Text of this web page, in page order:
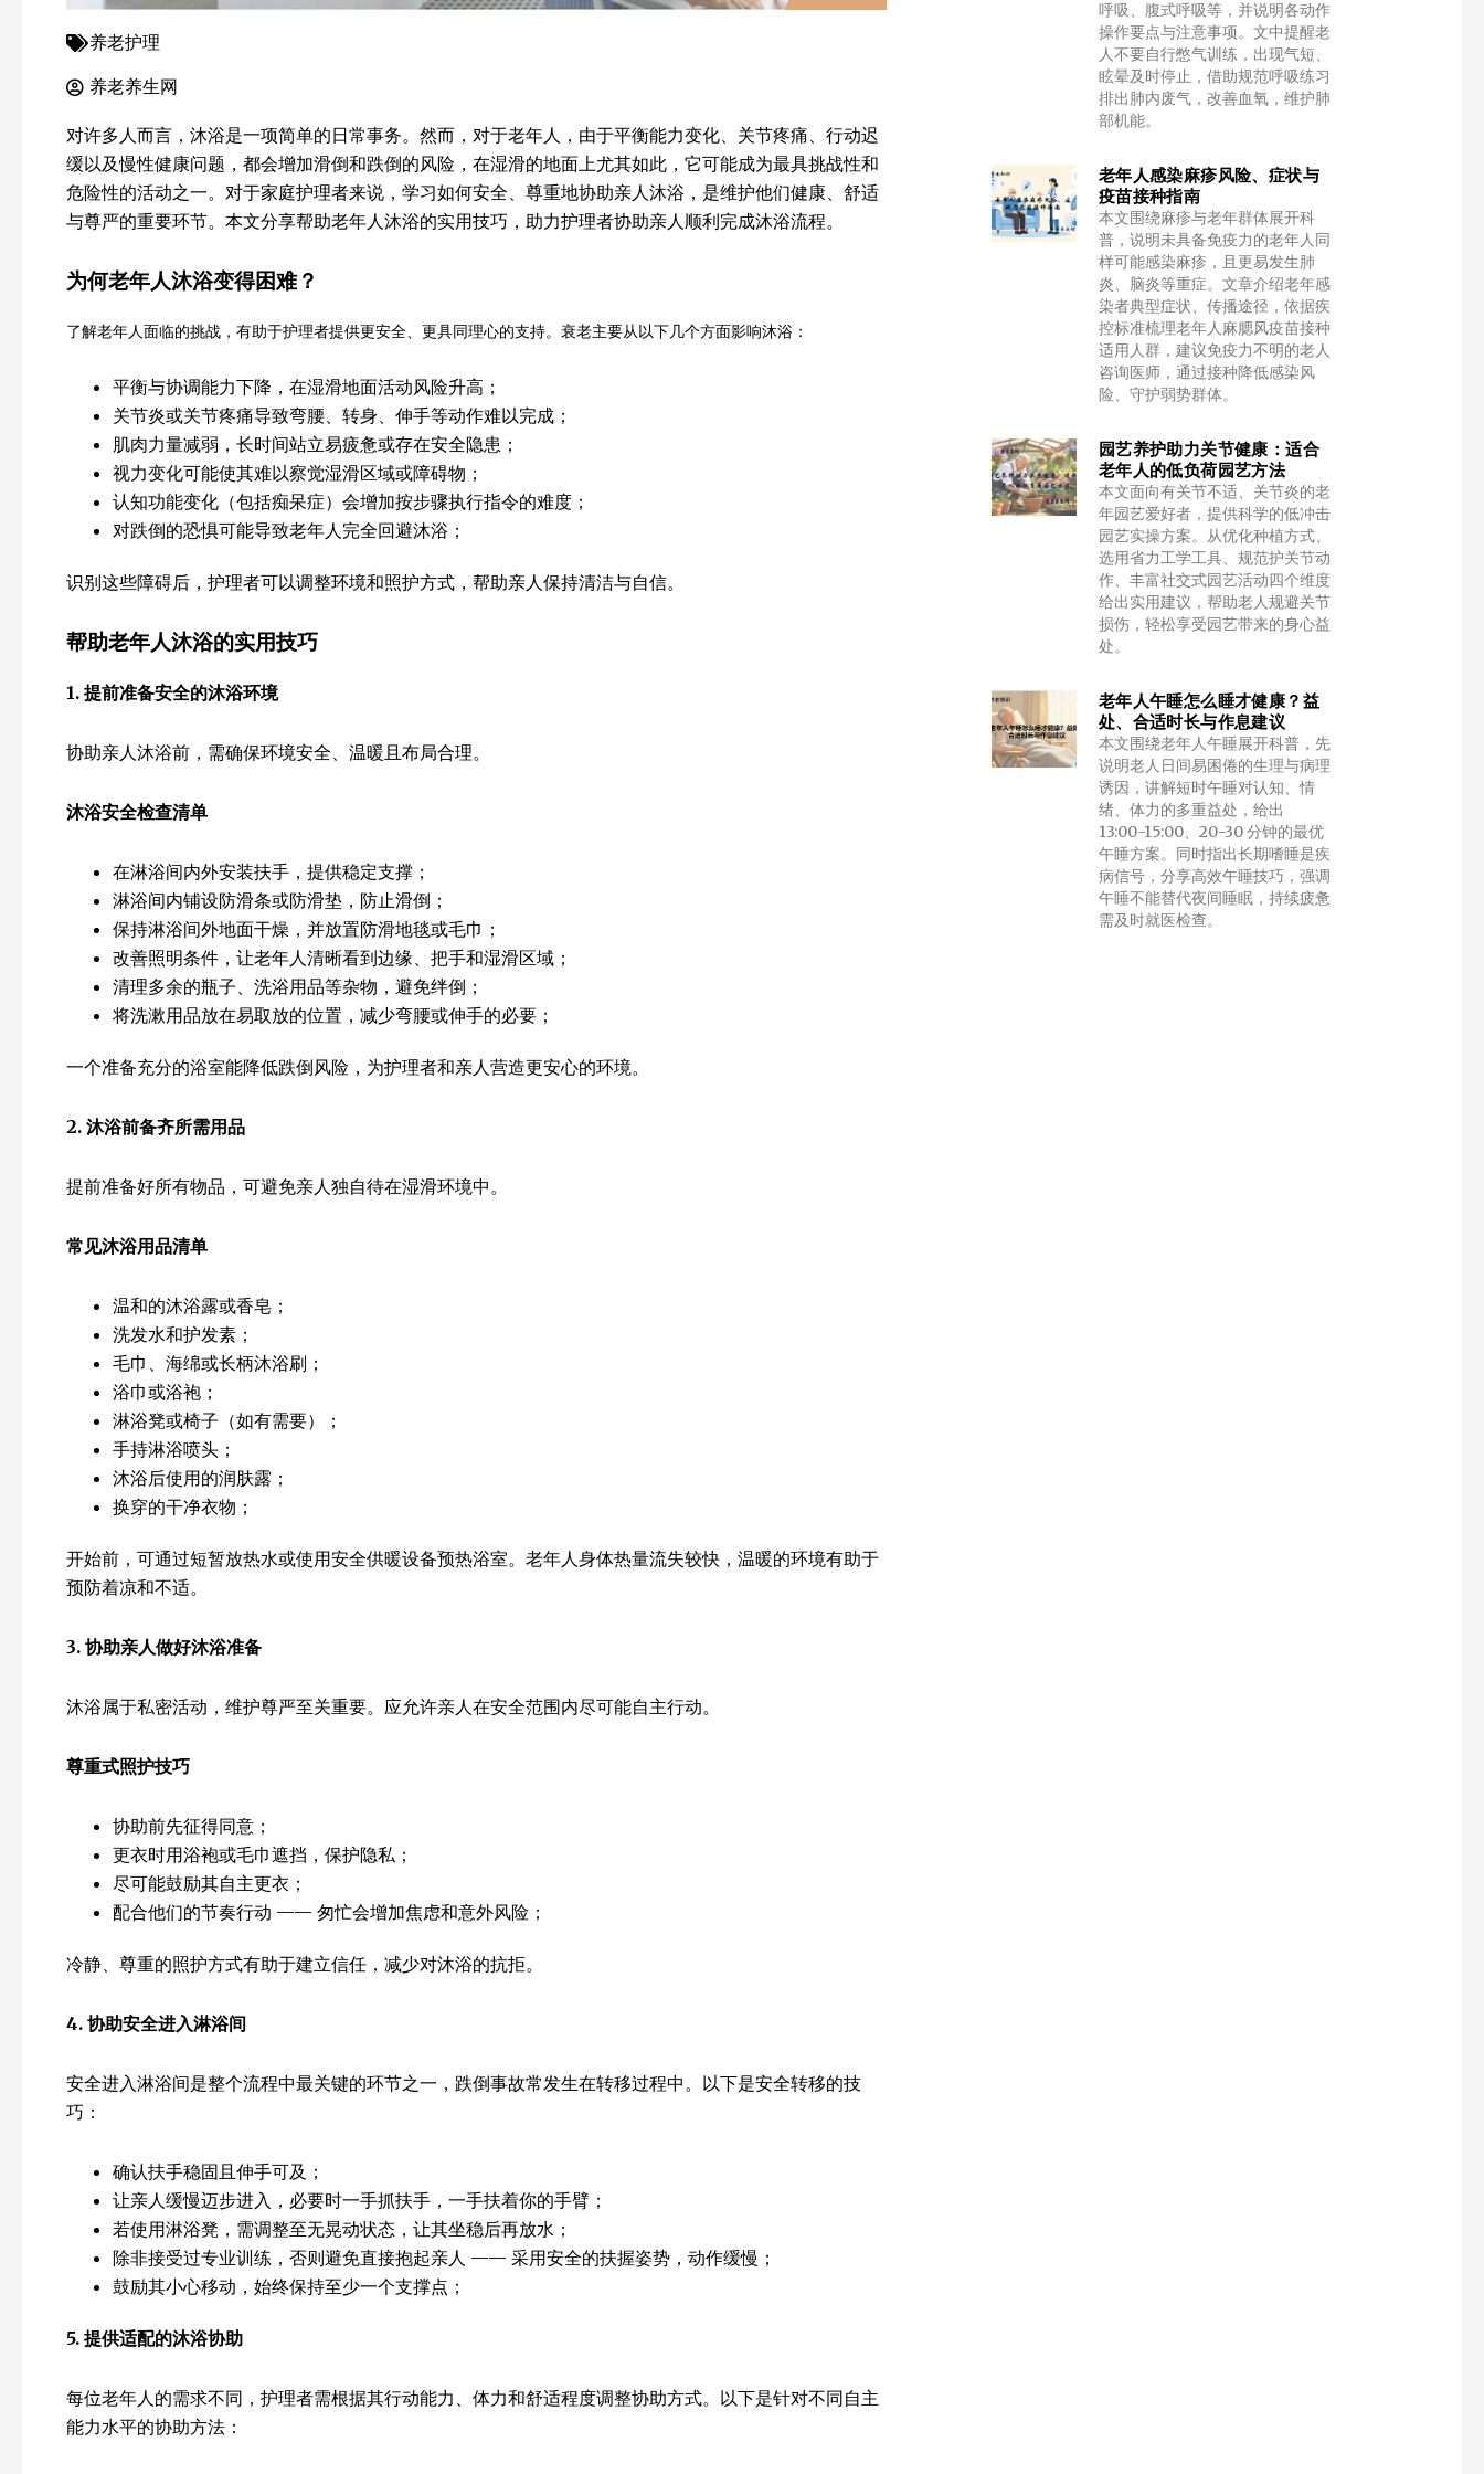
养老护理
养老养生网
对许多人而言，沐浴是一项简单的日常事务。然而，对于老年人，由于平衡能力变化、关节疼痛、行动迟
缓以及慢性健康问题，都会增加滑倒和跌倒的风险，在湿滑的地面上尤其如此，它可能成为最具挑战性和
危险性的活动之一。对于家庭护理者来说，学习如何安全、尊重地协助亲人沐浴，是维护他们健康、舒适
与尊严的重要环节。本文分享帮助老年人沐浴的实用技巧，助力护理者协助亲人顺利完成沐浴流程。
为何老年人沐浴变得困难？
了解老年人面临的挑战，有助于护理者提供更安全、更具同理心的支持。衰老主要从以下几个方面影响沐浴：
平衡与协调能力下降，在湿滑地面活动风险升高；
关节炎或关节疼痛导致弯腰、转身、伸手等动作难以完成；
肌肉力量减弱，长时间站立易疲惫或存在安全隐患；
视力变化可能使其难以察觉湿滑区域或障碍物；
认知功能变化（包括痴呆症）会增加按步骤执行指令的难度；
对跌倒的恐惧可能导致老年人完全回避沐浴；
识别这些障碍后，护理者可以调整环境和照护方式，帮助亲人保持清洁与自信。
帮助老年人沐浴的实用技巧
1. 提前准备安全的沐浴环境
协助亲人沐浴前，需确保环境安全、温暖且布局合理。
沐浴安全检查清单
在淋浴间内外安装扶手，提供稳定支撑；
淋浴间内铺设防滑条或防滑垫，防止滑倒；
保持淋浴间外地面干燥，并放置防滑地毯或毛巾；
改善照明条件，让老年人清晰看到边缘、把手和湿滑区域；
清理多余的瓶子、洗浴用品等杂物，避免绊倒；
将洗漱用品放在易取放的位置，减少弯腰或伸手的必要；
一个准备充分的浴室能降低跌倒风险，为护理者和亲人营造更安心的环境。
2. 沐浴前备齐所需用品
提前准备好所有物品，可避免亲人独自待在湿滑环境中。
常见沐浴用品清单
温和的沐浴露或香皂；
洗发水和护发素；
毛巾、海绵或长柄沐浴刷；
浴巾或浴袍；
淋浴凳或椅子（如有需要）；
手持淋浴喷头；
沐浴后使用的润肤露；
换穿的干净衣物；
开始前，可通过短暂放热水或使用安全供暖设备预热浴室。老年人身体热量流失较快，温暖的环境有助于
预防着凉和不适。
3. 协助亲人做好沐浴准备
沐浴属于私密活动，维护尊严至关重要。应允许亲人在安全范围内尽可能自主行动。
尊重式照护技巧
协助前先征得同意；
更衣时用浴袍或毛巾遮挡，保护隐私；
尽可能鼓励其自主更衣；
配合他们的节奏行动 —— 匆忙会增加焦虑和意外风险；
冷静、尊重的照护方式有助于建立信任，减少对沐浴的抗拒。
4. 协助安全进入淋浴间
安全进入淋浴间是整个流程中最关键的环节之一，跌倒事故常发生在转移过程中。以下是安全转移的技
巧：
确认扶手稳固且伸手可及；
让亲人缓慢迈步进入，必要时一手抓扶手，一手扶着你的手臂；
若使用淋浴凳，需调整至无晃动状态，让其坐稳后再放水；
除非接受过专业训练，否则避免直接抱起亲人 —— 采用安全的扶握姿势，动作缓慢；
鼓励其小心移动，始终保持至少一个支撑点；
5. 提供适配的沐浴协助
每位老年人的需求不同，护理者需根据其行动能力、体力和舒适程度调整协助方式。以下是针对不同自主
能力水平的协助方法：
呼吸、腹式呼吸等，并说明各动作
操作要点与注意事项。文中提醒老
人不要自行憋气训练，出现气短、
眩晕及时停止，借助规范呼吸练习
排出肺内废气，改善血氧，维护肺
部机能。
老年人感染麻疹风险、症状与
疫苗接种指南
本文围绕麻疹与老年群体展开科
普，说明未具备免疫力的老年人同
样可能感染麻疹，且更易发生肺
炎、脑炎等重症。文章介绍老年感
染者典型症状、传播途径，依据疾
控标准梳理老年人麻腮风疫苗接种
适用人群，建议免疫力不明的老人
咨询医师，通过接种降低感染风
险、守护弱势群体。
园艺养护助力关节健康：适合
老年人的低负荷园艺方法
本文面向有关节不适、关节炎的老
年园艺爱好者，提供科学的低冲击
园艺实操方案。从优化种植方式、
选用省力工学工具、规范护关节动
作、丰富社交式园艺活动四个维度
给出实用建议，帮助老人规避关节
损伤，轻松享受园艺带来的身心益
处。
老年人午睡怎么睡才健康？益
处、合适时长与作息建议
本文围绕老年人午睡展开科普，先
说明老人日间易困倦的生理与病理
诱因，讲解短时午睡对认知、情
绪、体力的多重益处，给出
13:00-15:00、20-30 分钟的最优
午睡方案。同时指出长期嗜睡是疾
病信号，分享高效午睡技巧，强调
午睡不能替代夜间睡眠，持续疲惫
需及时就医检查。